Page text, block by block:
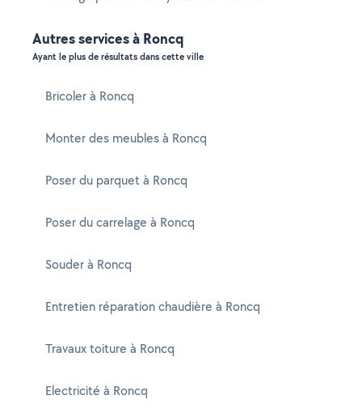
Autres services à Roncq
Ayant le plus de résultats dans cette ville
Bricoler à Roncq
Monter des meubles à Roncq
Poser du parquet à Roncq
Poser du carrelage à Roncq
Souder à Roncq
Entretien réparation chaudière à Roncq
Travaux toiture à Roncq
Electricité à Roncq